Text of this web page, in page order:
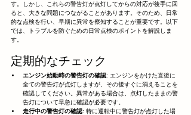
す。しかし、これらの警告灯が点灯してからの対応が後手に回
ると、大きな問題につながることがあります。そのため、日常
的な点検を行い、早期に異常を察知することが重要です。以下
では、トラブルを防ぐための日常点検のポイントを解説しま
す。
定期的なチェック
エンジン始動時の警告灯の確認: エンジンをかけた直後に
全ての警告灯が点灯しますが、その後すぐに消えることを
確認してください。異常がある場合は、点灯したままの警
告灯について早急に確認が必要です。
走行中の警告灯の確認: 特に運転中に警告灯が点灯した場